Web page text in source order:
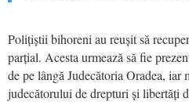
Polițiștii bihoreni au reușit să
parțial. Acesta urmează să fie
de pe lângă Judecătoria Oradea, iar
judecătorului de drepturi și libertăți